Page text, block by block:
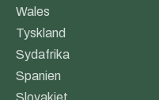
Wales
Tyskland
Sydafrika
Spanien
Slovakiet